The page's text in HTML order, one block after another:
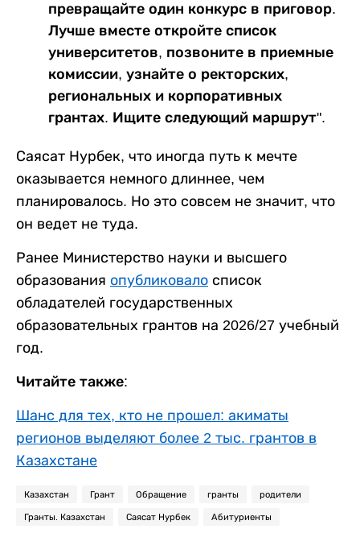
превращайте один конкурс в приговор.
Лучше вместе откройте список
университетов, позвоните в приемные
комиссии, узнайте о ректорских,
региональных и корпоративных
грантах. Ищите следующий маршрут".
Саясат Нурбек, что иногда путь к мечте
оказывается немного длиннее, чем
планировалось. Но это совсем не значит, что
он ведет не туда.
Ранее Министерство науки и высшего
образования опубликовало список
обладателей государственных
образовательных грантов на 2026/27 учебный
год.
Читайте также:
Шанс для тех, кто не прошел: акиматы
регионов выделяют более 2 тыс. грантов в
Казахстане
Казахстан Грант Обращение гранты родители
Гранты. Казахстан Саясат Нурбек Абитуриенты